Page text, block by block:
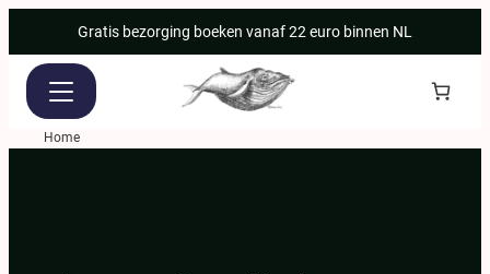
naar
inhoud
Gratis bezorging boeken vanaf 22 euro binnen NL
Home